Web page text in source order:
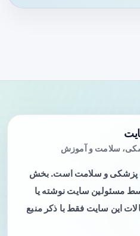
سلامت و آموزش
پزشکی و سلامت است. بخش
مسئولین سایت نوشته یا
این سایت فقط با ذکر منبع